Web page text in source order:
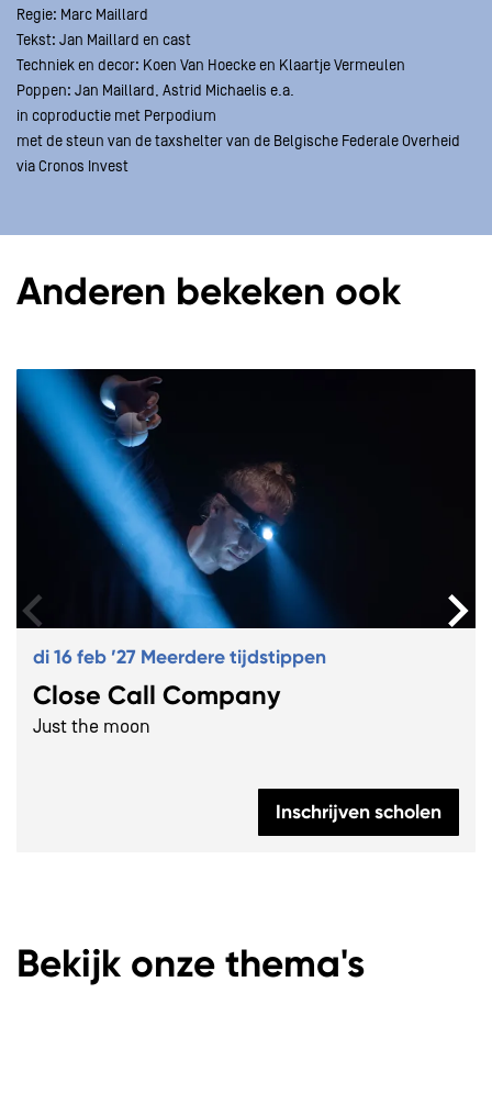
Regie: Marc Maillard
Tekst: Jan Maillard en cast
Techniek en decor: Koen Van Hoecke en Klaartje Vermeulen
Poppen: Jan Maillard, Astrid Michaelis e.a.
in coproductie met Perpodium
met de steun van de taxshelter van de Belgische Federale Overheid
via Cronos Invest
Anderen bekeken ook
Close Call Company
Just the moon
di 16 feb ’27 Meerdere tijdstippen
Inschrijven scholen
Bekijk onze thema's